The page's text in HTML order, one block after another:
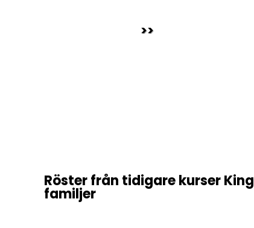
>>
Röster från tidigare kurser
familjer